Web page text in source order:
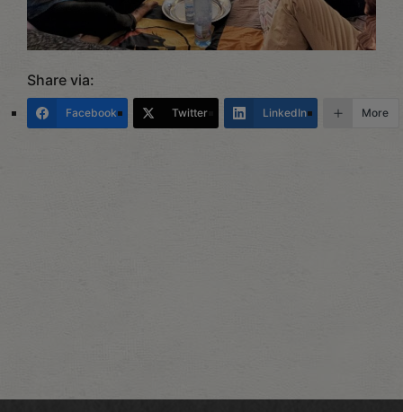
Share via:
Facebook Twitter LinkedIn More